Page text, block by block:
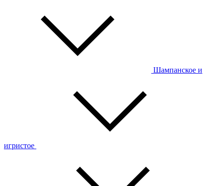
Шампанское и
игристое